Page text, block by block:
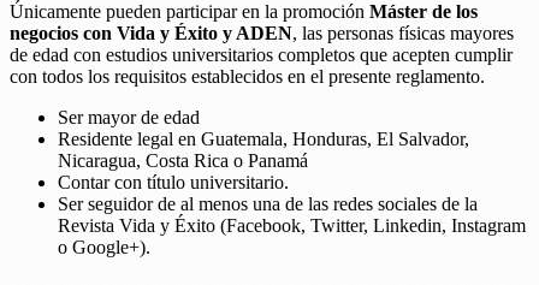
Únicamente pueden participar en la promoción Máster de los
negocios con Vida y Éxito y ADEN, las personas físicas mayores
de edad con estudios universitarios completos que acepten cumplir
con todos los requisitos establecidos en el presente reglamento.
Ser mayor de edad
Residente legal en Guatemala, Honduras, El Salvador,
Nicaragua, Costa Rica o Panamá
Contar con título universitario.
Ser seguidor de al menos una de las redes sociales de la
Revista Vida y Éxito (Facebook, Twitter, Linkedin, Instagram
o Google+).